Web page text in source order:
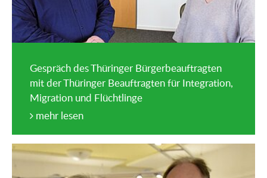
Gespräch des Thüringer Bürgerbeauftragten
mit der Thüringer Beauftragten für Integration,
Migration und Flüchtlinge
mehr lesen